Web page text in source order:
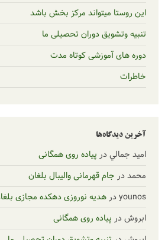
مرکز بخش باشد
دوران تحصیلی ما
کوتاه مدت
پیاده روی همگانی
قهرمانی والیبال بلغان
هدیه نوروزی دهکده مجازی بلغان
روی همگانی